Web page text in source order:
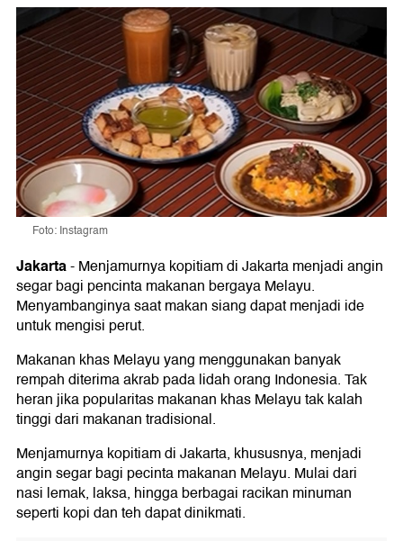
Foto: Instagram
Jakarta-Menjamurnya kopitiam di Jakarta menjadi angin
segar bagi pencinta makanan bergaya Melayu.
Menyambanginya saat makan siang dapat menjadi ide
untuk mengisi perut.
Makanan khas Melayu yang menggunakan banyak
rempah diterima akrab pada lidah orang Indonesia. Tak
heran jika popularitas makanan khas Melayu tak kalah
tinggi dari makanan tradisional.
Menjamurnya kopitiam di Jakarta, khususnya, menjadi
angin segar bagi pecinta makanan Melayu. Mulai dari
nasi lemak, laksa, hingga berbagai racikan minuman
seperti kopi dan teh dapat dinikmati.